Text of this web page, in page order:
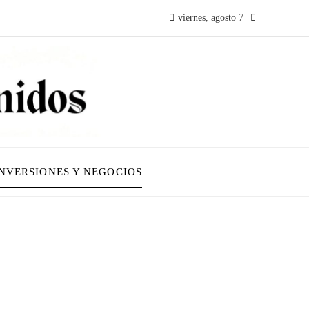
viernes, agosto 7
Y NEGOCIOS